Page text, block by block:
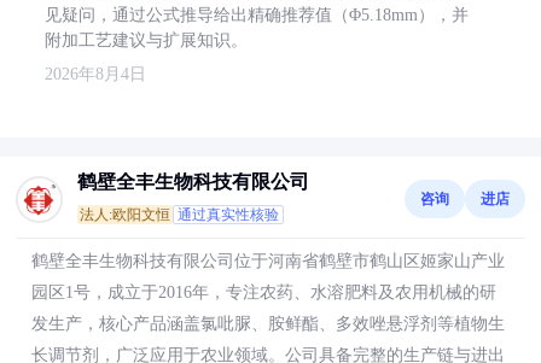
见疑问，通过公式推导给出精确推荐值（Φ5.18mm），并
附加工艺建议与扩展知识。
2026年8月4日
鹤壁全丰生物科技有限公司
法人:欧阳文恒 通过真实性核验
咨询 进店
鹤壁全丰生物科技有限公司位于河南省鹤壁市鹤山区姬家山产业
园区1号，成立于2016年，专注农药、水溶肥料及农用机械的研
发生产，核心产品涵盖氯吡脲、胺鲜酯、多效唑悬浮剂等植物生
长调节剂，广泛应用于农业领域。公司具备完整的生产链与进出